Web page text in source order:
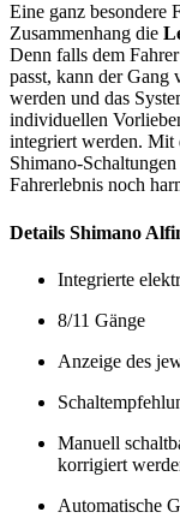
Eine ganz besondere
Zusammenhang die
Denn falls dem
passt, kann der Gang
werden und das
individuellen
integriert werden. Mit
Shimano-
Fahrerlebnis noch
Details Shimano
Integrierte
8/11 Gänge
Anzeige des
Manuell
korrigiert
Automatische